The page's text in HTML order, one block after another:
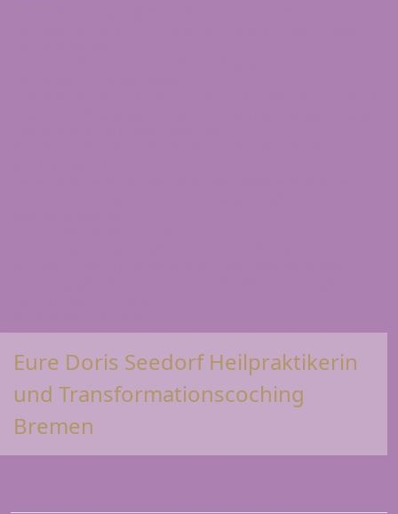
Eure Doris Seedorf Heilpraktikerin
und Transformationscoching
Bremen